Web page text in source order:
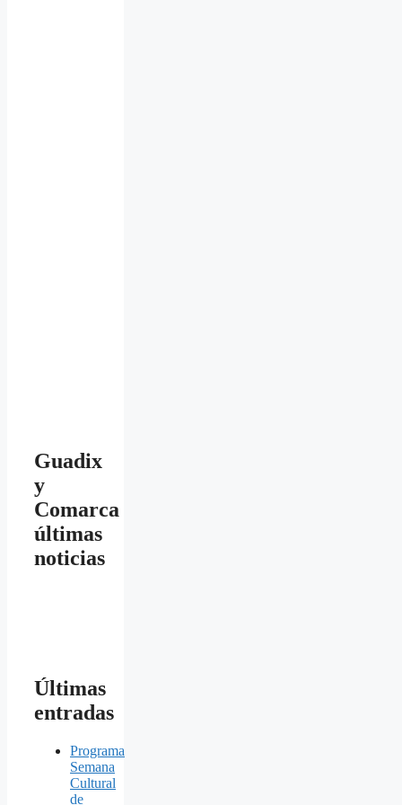
Guadix
y
Comarca
últimas
noticias
Últimas
entradas
Programa
Semana
Cultural
de